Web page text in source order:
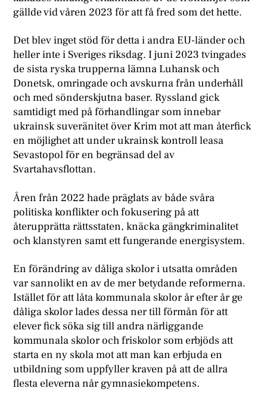
gällde vid våren 2023 för att få fred som det hette.
Det blev inget stöd för detta i andra EU-länder och
heller inte i Sveriges riksdag. I juni 2023 tvingades
de sista ryska trupperna lämna Luhansk och
Donetsk, omringade och avskurna från underhåll
och med sönderskjutna baser. Ryssland gick
samtidigt med på förhandlingar som innebar
ukrainsk suveränitet över Krim mot att man återfick
en möjlighet att under ukrainsk kontroll leasa
Sevastopol för en begränsad del av
Svartahavsflottan.
Åren från 2022 hade präglats av både svåra
politiska konflikter och fokusering på att
återupprätta rättsstaten, knäcka gängkriminalitet
och klanstyren samt ett fungerande energisystem.
En förändring av dåliga skolor i utsatta områden
var sannolikt en av de mer betydande reformerna.
Istället för att låta kommunala skolor år efter år ge
dåliga skolor lades dessa ner till förmån för att
elever fick söka sig till andra närliggande
kommunala skolor och friskolor som erbjöds att
starta en ny skola mot att man kan erbjuda en
utbildning som uppfyller kraven på att de allra
flesta eleverna når gymnasiekompetens.